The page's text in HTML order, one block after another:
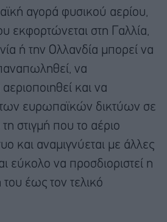
αγορά φυσικού αερίου,
εκφορτώνεται στη Γαλλία,
ή την Ολλανδία μπορεί να
να
και να
των ευρωπαϊκών δικτύων σε
στιγμή που το αέριο
και αναμιγνύεται με άλλες
εύκολο να προσδιοριστεί η
έως τον τελικό